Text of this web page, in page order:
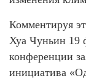
Комментируя
Хуа Чуньин 19
конференции
инициатива